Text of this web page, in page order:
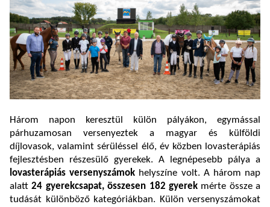
Három napon keresztül külön pályákon, egymással
párhuzamosan versenyeztek a magyar és külföldi
díjlovasok, valamint sérüléssel élő, év közben lovasterápiás
fejlesztésben részesülő gyerekek. A legnépesebb pálya a
lovasterápiás versenyszámok helyszíne volt. A három nap
alatt24 gyerekcsapat, összesen 182 gyerek mérte össze a
tudását különböző kategóriákban. Külön versenyszámokat